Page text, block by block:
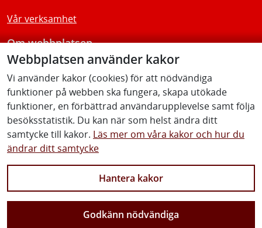
Webbplatsen använder kakor
Vi använder kakor (cookies) för att nödvändiga
funktioner på webben ska fungera, skapa utökade
funktioner, en förbättrad användarupplevelse samt följa
besöksstatistik. Du kan när som helst ändra ditt
samtycke till kakor. Läs mer om våra kakor och hur du
ändrar ditt samtycke
Hantera kakor
Godkänn nödvändiga
Vår verksamhet
Om webbplatsen
Tillgänglighetsredogörelse
Följ oss
Facebook Youtube